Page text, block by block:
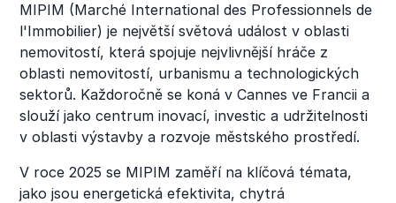
MIPIM (Marché International des Professionnels de
l'Immobilier) je největší světová událost v oblasti
nemovitostí, která spojuje nejvlivnější hráče z
oblasti nemovitostí, urbanismu a technologických
sektorů. Každoročně se koná v Cannes ve Francii a
slouží jako centrum inovací, investic a udržitelnosti
v oblasti výstavby a rozvoje městského prostředí.
V roce 2025 se MIPIM zaměří na klíčová témata,
jako jsou energetická efektivita, chytrá